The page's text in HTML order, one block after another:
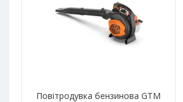
Повітродувка бензинова GTM